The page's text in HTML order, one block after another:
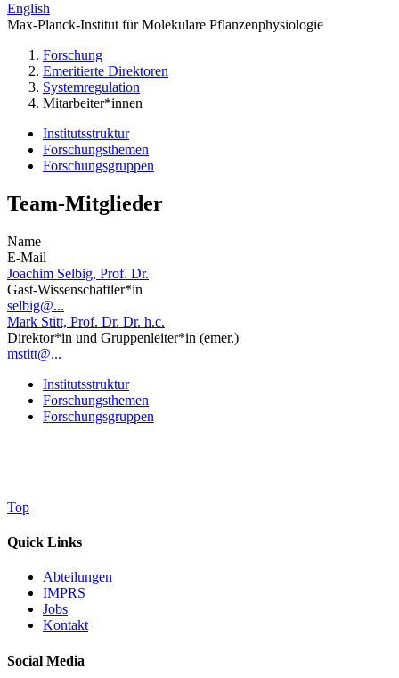
English
Max-Planck-Institut für Molekulare Pflanzenphysiologie
Forschung
Emeritierte Direktoren
Systemregulation
Mitarbeiter*innen
Institutsstruktur
Forschungsthemen
Forschungsgruppen
Team-Mitglieder
Name
E-Mail
Joachim Selbig, Prof. Dr.
Gast-Wissenschaftler*in
selbig@...
Mark Stitt, Prof. Dr. Dr. h.c.
Direktor*in und Gruppenleiter*in (emer.)
mstitt@...
Institutsstruktur
Forschungsthemen
Forschungsgruppen
Top
Quick Links
Abteilungen
IMPRS
Jobs
Kontakt
Social Media